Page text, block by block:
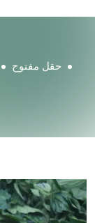
حقل مفتوح